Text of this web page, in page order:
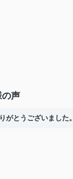
の声
がとうございました。